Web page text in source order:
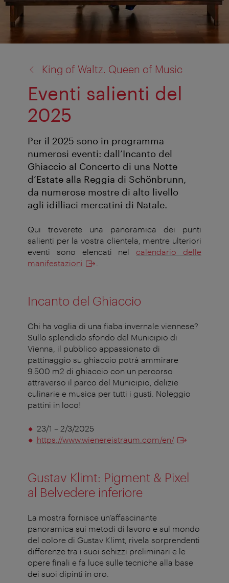
King of Waltz. Queen of Music
Eventi salienti del
2025
Per il 2025 sono in programma
numerosi eventi: dall’Incanto del
Ghiaccio al Concerto di una Notte
d’Estate alla Reggia di Schönbrunn,
da numerose mostre di alto livello
agli idilliaci mercatini di Natale.
Qui troverete una panoramica dei punti
salienti per la vostra clientela, mentre ulteriori
eventi sono elencati nelcalendario delle
manifestazioni
Incanto del Ghiaccio
Chi ha voglia di una fiaba invernale viennese?
Sullo splendido sfondo del Municipio di
Vienna, il pubblico appassionato di
pattinaggio su ghiaccio potrà ammirare
9.500 m2 di ghiaccio con un percorso
attraverso il parco del Municipio, delizie
culinarie e musica per tutti i gusti. Noleggio
pattini in loco!
23/1 – 2/3/2025
https://www.wienereistraum.com/en/
Gustav Klimt: Pigment & Pixel
al Belvedere inferiore
La mostra fornisce un’affascinante
panoramica sui metodi di lavoro e sul mondo
del colore di Gustav Klimt, rivela sorprendenti
differenze tra i suoi schizzi preliminari e le
opere finali e fa luce sulle tecniche alla base
dei suoi dipinti in oro.